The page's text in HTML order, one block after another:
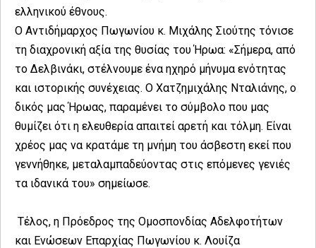
ελληνικού έθνους.
Ο Αντιδήμαρχος Πωγωνίου κ. Μιχάλης Σιούτης τόνισε
τη διαχρονική αξία της θυσίας του Ήρωα: «Σήμερα, από
το Δελβινάκι, στέλνουμε ένα ηχηρό μήνυμα ενότητας
και ιστορικής συνέχειας. Ο Χατζημιχάλης Νταλιάνης, ο
δικός μας Ήρωας, παραμένει το σύμβολο που μας
θυμίζει ότι η ελευθερία απαιτεί αρετή και τόλμη. Είναι
χρέος μας να κρατάμε τη μνήμη του άσβεστη εκεί που
γεννήθηκε, μεταλαμπαδεύοντας στις επόμενες γενιές
τα ιδανικά του» σημείωσε.
Τέλος, η Πρόεδρος της Ομοσπονδίας Αδελφοτήτων
και Ενώσεων Επαρχίας Πωγωνίου κ. Λουίζα